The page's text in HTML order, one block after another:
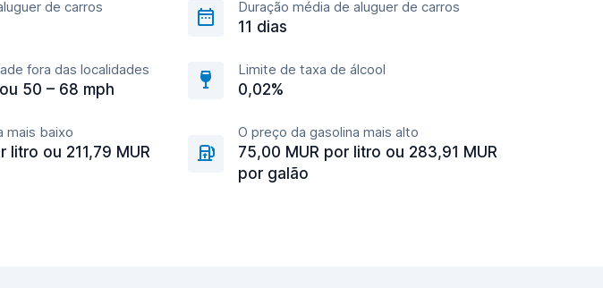
de carros Duração média de aluguer de carros
11 dias
fora das localidades
50 – 68 mph
Limite de taxa de álcool
0,02%
mais baixo
litro ou 211,79 MUR
O preço da gasolina mais alto
75,00 MUR por litro ou 283,91 MUR
por galão